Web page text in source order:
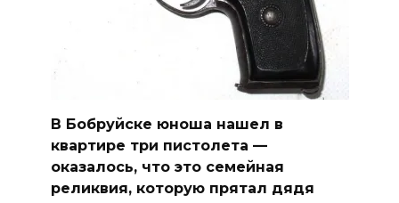
В Бобруйске юноша нашел в
квартире три пистолета —
оказалось, что это семейная
реликвия, которую прятал дядя